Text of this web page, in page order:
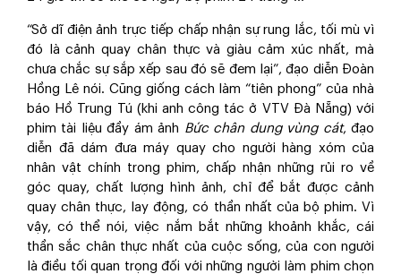
“Sở dĩ điện ảnh trực tiếp chấp nhận sự rung lắc, tối mù vì
đó là cảnh quay chân thực và giàu cảm xúc nhất, mà
chưa chắc sự sắp xếp sau đó sẽ đem lại”, đạo diễn Đoàn
Hồng Lê nói. Cũng giống cách làm “tiên phong” của nhà
báo Hồ Trung Tú (khi anh công tác ở VTV Đà Nẵng) với
phim tài liệu đầy ám ảnh Bức chân dung vùng cát, đạo
diễn đã dám đưa máy quay cho người hàng xóm của
nhân vật chính trong phim, chấp nhận những rủi ro về
góc quay, chất lượng hình ảnh, chỉ để bắt được cảnh
quay chân thực, lay động, có thần nhất của bộ phim. Vì
vậy, có thể nói, việc nắm bắt những khoảnh khắc, cái
thần sắc chân thực nhất của cuộc sống, của con người
là điều tối quan trọng đối với những người làm phim chọn